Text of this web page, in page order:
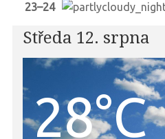
23–24
Středa 12. srpna
28°C